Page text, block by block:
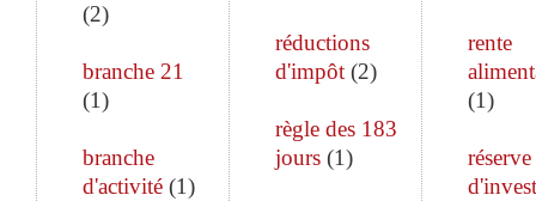
(2)
branche 21
(1)
branche
d'activité (1)
réductions
d'impôt(2)
règle des 183
jours(1)
rente
(1)
réserve